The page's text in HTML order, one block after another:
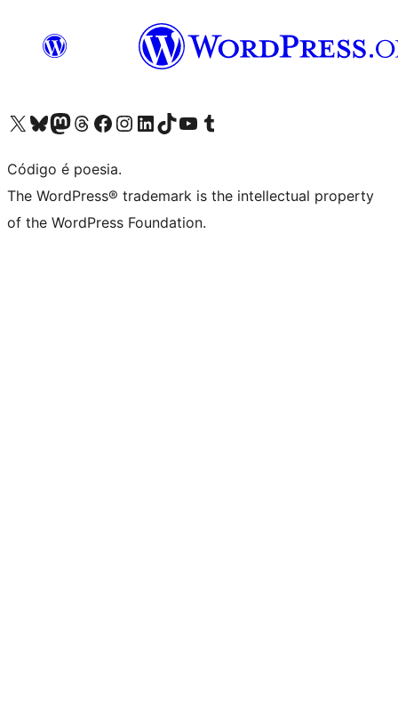
Visite a nossa conta X (antigo Twitter)
Visit our Bluesky account
Visit our Mastodon account
Visit our Threads account
Visite a nossa página do Facebook
Visite a nossa conta no Instagram
Visite a nossa conta no LinkedIn
Visit our TikTok account
Visit our YouTube channel
Visit our Tumblr account
Código é poesia.
The WordPress® trademark is the intellectual property
of the WordPress Foundation.